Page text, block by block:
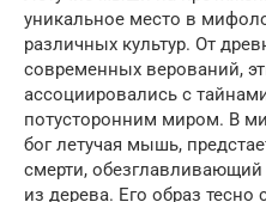
уникальное место в
различных культур. От
современных верований,
ассоциировались с
потусторонним миром. В
бог летучая мышь,
смерти,
из дерева. Его образ